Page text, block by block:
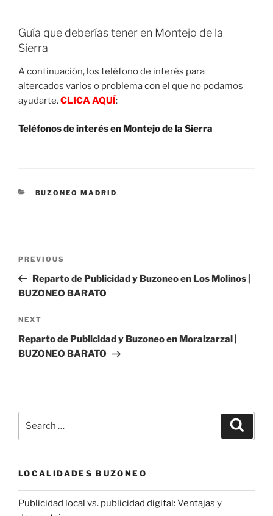
Guía que deberías tener en Montejo de la
Sierra
A continuación, los teléfono de interés para
altercados varios o problema con el que no podamos
ayudarte.CLICA AQUÍ:
Teléfonos de interés en Montejo de la Sierra
CATEGORIES
BUZONEO MADRID
Previous
Post
PREVIOUS
Reparto de Publicidad y Buzoneo en Los Molinos |
BUZONEO BARATO
Next
Post
NEXT
Reparto de Publicidad y Buzoneo en Moralzarzal |
BUZONEO BARATO
LOCALIDADES BUZONEO
Publicidad local vs. publicidad digital: Ventajas y